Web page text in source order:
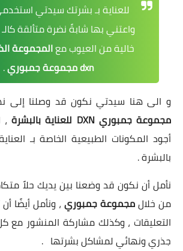
للعناية بـ بشرتك سيدتي
واعتني بها شابةً نضرة متألقة
خالية من العيوب معالمجموعة
dxn مجموعة جمبوري
.
و الى هنا سيدتي نكون قد وصلنا إلى
مجموعة جمبوري DXN للعناية بالبشرة
أجود المكونات الطبيعية الخاصة بـ
بالبشرة .
نأمل أن نكون قد وضعنا بين يديك حلاً
من خلالمجموعة جمبوري ، ونأمل أيضًا
التعليقات ، وكذلك مشاركة المنشور
جذري ونهائي لمشاكل بشرتها .